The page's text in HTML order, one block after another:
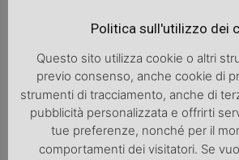
ALTRO
Attualità
Una bicicletta da
la salute
Politica sull'utilizzo dei
Questo sito utilizza cookie o altri
previo consenso, anche cookie di
strumenti di tracciamento, anche di
pubblicità personalizzata e offrirti
tue preferenze, nonché per il
comportamenti dei visitatori. Se